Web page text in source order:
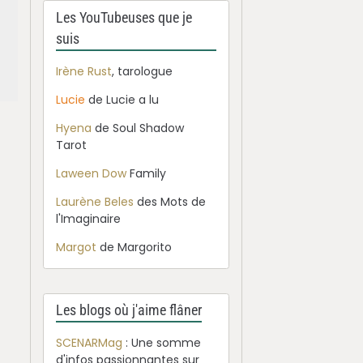
Les YouTubeuses que je
suis
Irène Rust, tarologue
Luciede Lucie a lu
Hyena de Soul Shadow
Tarot
Laween DowFamily
Laurène Beles des Mots de
l'Imaginaire
Margot de Margorito
Les blogs où j'aime flâner
SCENARMag : Une somme
d'infos passionnantes sur